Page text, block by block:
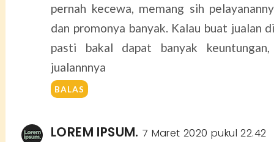
pernah kecewa, memang sih
dan promonya banyak. Kalau buat jualan
pasti bakal dapat banyak
jualannnya
BALAS
LOREM IPSUM. 7 Maret 2020 pukul 22.42